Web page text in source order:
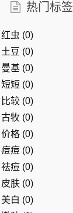
热门标签
红虫 (0)
土豆 (0)
曼基 (0)
短短 (0)
比较 (0)
古牧 (0)
价格 (0)
痘痘 (0)
祛痘 (0)
皮肤 (0)
美白 (0)